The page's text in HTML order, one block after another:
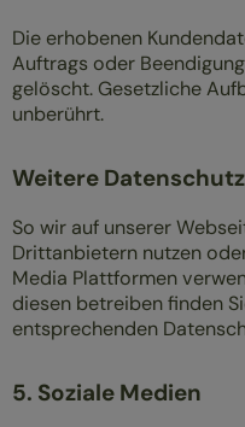
Die erhobenen
Auftrags oder
gelöscht. Gesetzliche
unberührt.
Weitere
So wir auf unserer
Drittanbietern nutzen
Media Plattformen
diesen betreiben finden
entsprechenden
5. Soziale Medien